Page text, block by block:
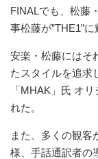
FINALでも、松藤
事松藤が”THE1”に
安楽・松藤にはそ
たスタイルを追求
「MHAK」氏 オ
れた。
また、多くの観客
様、手話通訳者の